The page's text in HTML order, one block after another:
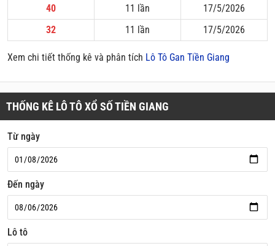
40
11 lần
17/5/2026
32
11 lần 17/5/2026
Xem chi tiết thống kê và phân tích Lô Tô Gan Tiền Giang
THỐNG KÊ LÔ TÔ XỔ SỐ TIỀN GIANG
Từ ngày
Đến ngày
Lô tô